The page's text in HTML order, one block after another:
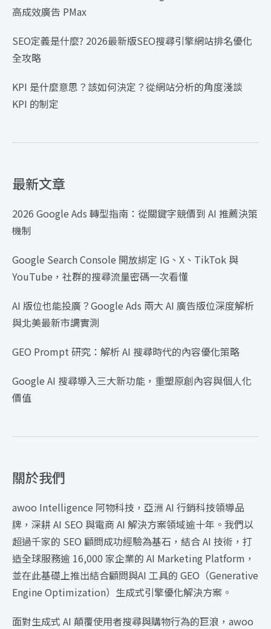
高成效廣告 PMax
SEO定義是什麼? 2026最新版SEO搜尋引擎網站排名優化
全攻略
KPI 是什麼意思？該如何決定？從網站分析的角度淺談
KPI 的制定
最新文章
2026 Google Ads 轉型指南：從關鍵字競價到 AI 推薦決策
機制
Google Search Console 開放綁定 IG、X、TikTok 與
YouTube，社群的搜尋流量密碼一次看懂
AI 版位也能投廣？Google Ads 兩大 AI 廣告版位深度解析
與北美最新市調實測
GEO Prompt 研究：解析 AI 搜尋時代的內容優化策略
Google AI 搜尋導入三大新功能，重塑原創內容與個人化
價值
關於我們
awoo Intelligence 阿物科技，亞洲 AI 行銷科技領導品
牌，深耕 AI SEO 與電商 AI 解決方案領域逾十年。我們以
超過千家的 SEO 顧問成功經驗為基石，結合 AI 技術，打
造全球服務逾 16,000 家企業的 AI Marketing Platform，
並在此基礎上推出結合顧問與AI 工具的 GEO（Generative
Engine Optimization）生成式引擎優化解決方案。
面對生成式 AI 顛覆使用者搜尋與購物行為的巨浪，awoo